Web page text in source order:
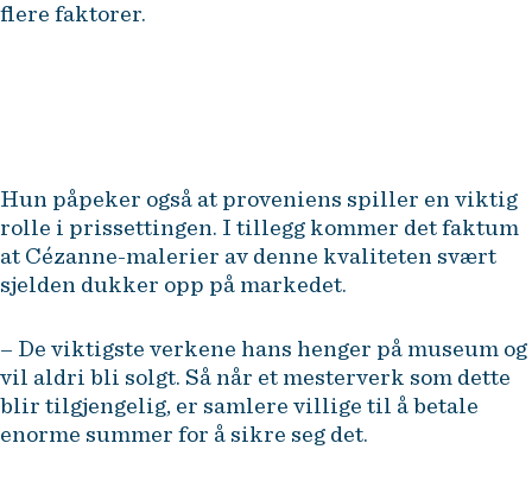
flere faktorer.
Hun påpeker også at proveniens spiller en viktig
rolle i prissettingen. I tillegg kommer det faktum
at Cézanne-malerier av denne kvaliteten svært
sjelden dukker opp på markedet.
– De viktigste verkene hans henger på museum og
vil aldri bli solgt. Så når et mesterverk som dette
blir tilgjengelig, er samlere villige til å betale
enorme summer for å sikre seg det.